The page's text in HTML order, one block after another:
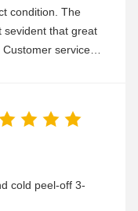
condition. The
sevident that great
service
cold peel-off 3-